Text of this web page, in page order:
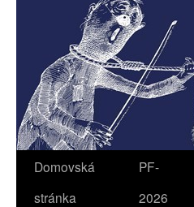
Domovská
stránka
PF-
2026